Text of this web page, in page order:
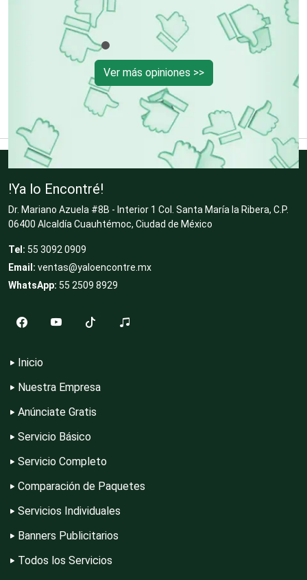
Depósitos Dentales
Dermatólogos
Desarrollo de Software
Desperdicios Industriales
Dulcerías
Electricidad y Plomería
Electrodomésticos
Electrónica
Elevadores y Ascensores
Ver más opiniones >>
!Ya lo Encontré!
Dr. Mariano Azuela #8B - Interior 1 Col. Santa María la Ribera, C.P.
06400 Alcaldía Cuauhtémoc, Ciudad de México
Tel: 55 3092 0909
Email: ventas@yaloencontre.mx
WhatsApp: 55 2509 8929
Inicio
Nuestra Empresa
Anúnciate Gratis
Servicio Básico
Servicio Completo
Comparación de Paquetes
Servicios Individuales
Banners Publicitarios
Todos los Servicios